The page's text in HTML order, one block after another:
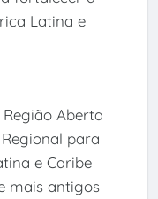
Latina e
Aberta
para
e Caribe
mais antigos